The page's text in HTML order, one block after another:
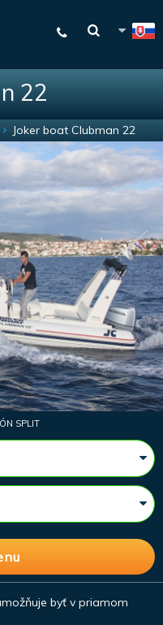
22
Joker boat Clubman 22
SPLIT
byť v priamom